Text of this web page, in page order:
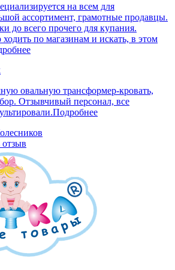
на всем для
ассортимент, грамотные продавцы.
до всего прочего для купания.
по магазинам и искать, в этом
овальную трансформер-кровать,
Отзывчивый персонал, все
Подробнее